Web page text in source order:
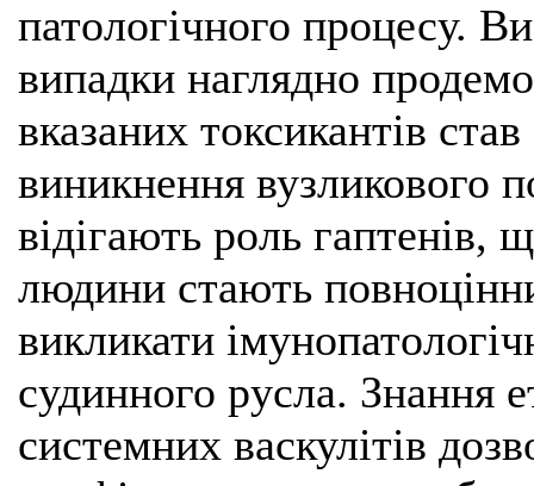
патологічного процесу.
випадки наглядно
вказаних токсикантів
виникнення вузликового
відігають роль гаптенів,
людини стають
викликати
судинного русла. Знання
системних васкулітів